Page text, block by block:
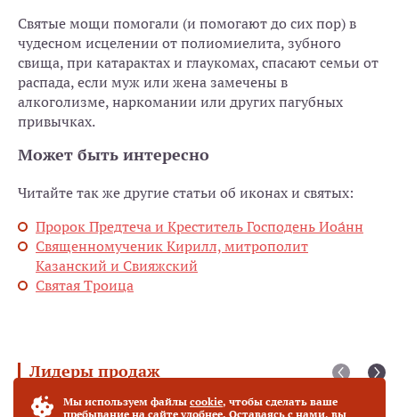
Святые мощи помогали (и помогают до сих пор) в
чудесном исцелении от полиомиелита, зубного
свища, при катарактах и глаукомах, спасают семьи от
распада, если муж или жена замечены в
алкоголизме, наркомании или других пагубных
привычках.
Может быть интересно
Читайте так же другие статьи об иконах и святых:
Пророк Предтеча и Креститель Господень Иоа́нн
Священномученик Кирилл, митрополит
Казанский и Свияжский
Святая Троица
Лидеры продаж
Хит продаж Богородица "Фёдоровская" (27 х 31 см)
Мы используем файлы cookie, чтобы сделать ваше
пребывание на сайте удобнее. Оставаясь с нами, вы